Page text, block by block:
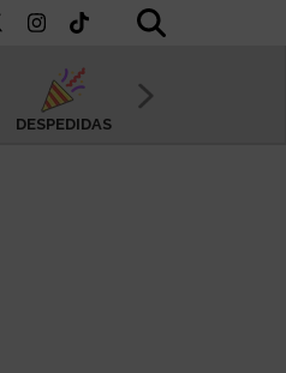
DESPEDIDAS